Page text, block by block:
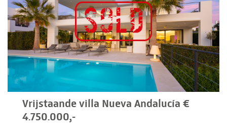
Vrijstaande villa Nueva Andalucía €
4.750.000,-